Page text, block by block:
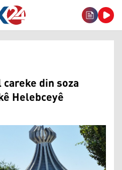
din soza
Helebceyê